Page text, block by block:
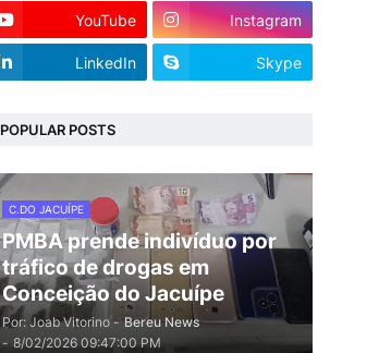
YouTube Instagram
LinkedIn Skype
POPULAR POSTS
C.DO JACUÍPE
PMBA prende indivíduo por
tráfico de drogas em
Conceição do Jacuípe
Por: Joab Vitorino - Bereu News
- 8/02/2026 09:47:00 PM